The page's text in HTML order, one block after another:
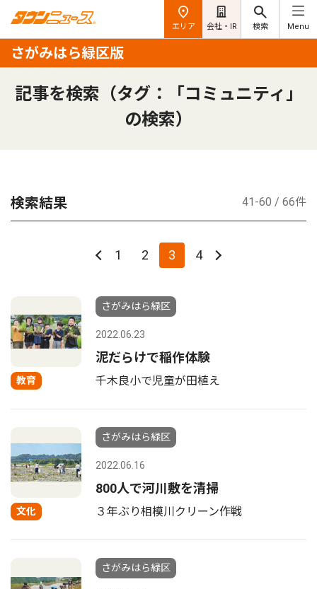
エリア 会社・IR 検索 Menu
さがみはら緑区版
記事を検索（タグ：「コミュニティ」
の検索）
検索結果 41-60 / 66件
1 2 3 4
教育
さがみはら緑区
2022.06.23
泥だらけで稲作体験
千木良小で児童が田植え
文化
さがみはら緑区
2022.06.16
800人で河川敷を清掃
３年ぶり相模川クリーン作戦
さがみはら緑区